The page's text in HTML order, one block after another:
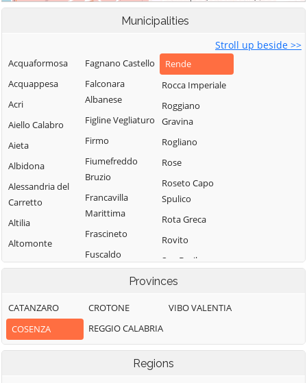
Municipalities
Stroll up beside >>
Acquaformosa
Acquappesa
Acri
Aiello Calabro
Aieta
Albidona
Alessandria del
Carretto
Altilia
Altomonte
Amantea
Aprigliano
Belmonte
Calabro
Fagnano Castello
Falconara
Albanese
Figline Vegliaturo
Firmo
Fiumefreddo
Bruzio
Francavilla
Marittima
Frascineto
Fuscaldo
Piemontese
Lago
Rende
Rocca Imperiale
Roggiano
Gravina
Rogliano
Rose
Roseto Capo
Spulico
Rota Greca
Rovito
San Basile
San Benedetto
Albanese
San Demetrio
Corone
Provinces
CATANZARO
COSENZA
CROTONE
REGGIO CALABRIA
VIBO VALENTIA
Regions